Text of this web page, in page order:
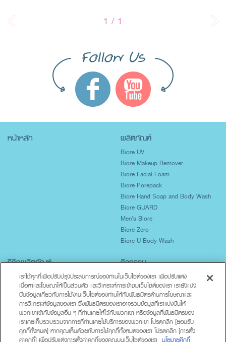
1 / 1
หน้าหลัก ผลิตภัณฑ์
Biore UV
Biore Makeup Remover
Biore Facial Foam
Biore Porepack
Biore Hand Soap and Body Wash
Biore GUARD
Men's Biore
Biore Zero
Biore U Body Wash
รีวิวผลิตภัณฑ์
ปกป้องผิวจากแสงแดด
ผิวมันเป็นสิวง่าย
ผิวแห้งขาดน้ำ
ทำความสะอาดร่างกาย
Lifestyle
กิจกรรม
เราใช้คุกกี้เพื่อปรับปรุงประสบการณ์ของท่านในเว็บไซต์ของเรา เพื่อปรับแต่ง
เนื้อหาและโฆษณาให้เป็นส่วนตัว และวิเคราะห์การเข้าชมเว็บไซต์ของเรา เรายังแบ่ง
ปันข้อมูลเกี่ยวกับการใช้งานเว็บไซต์ของท่านให้กับพันธมิตรด้านการโฆษณาและ
การวิเคราะห์ข้อมูลของเรา ซึ่งพันธมิตรของเราอาจรวมข้อมูลที่เราแบ่งปันให้
พวกเขาเข้ากับข้อมูลอื่น ๆ ที่ท่านเคยให้ไว้กับพวกเขา หรือข้อมูลที่พันธมิตรของ
เราเคยเก็บรวบรวมจากการที่ท่านเคยใช้บริการของพวกเขา โปรดคลิก [ยอมรับ
คุกกี้ทั้งหมด] หากคุณเห็นด้วยกับการใช้คุกกี้ทั้งหมดของเรา โปรดคลิก [การตั้ง
ค่าคุกกี้] เพื่อปรับแต่งการตั้งค่าคุกกี้ของคุณบนเว็บไซต์ของเรา นโยบายคุ๊กกี้